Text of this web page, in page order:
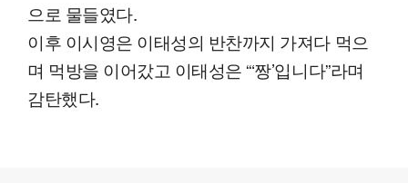
으로 물들였다.
이후 이시영은 이태성의 반찬까지 가져다 먹으
며 먹방을 이어갔고 이태성은 “‘짱’입니다”라며
감탄했다.